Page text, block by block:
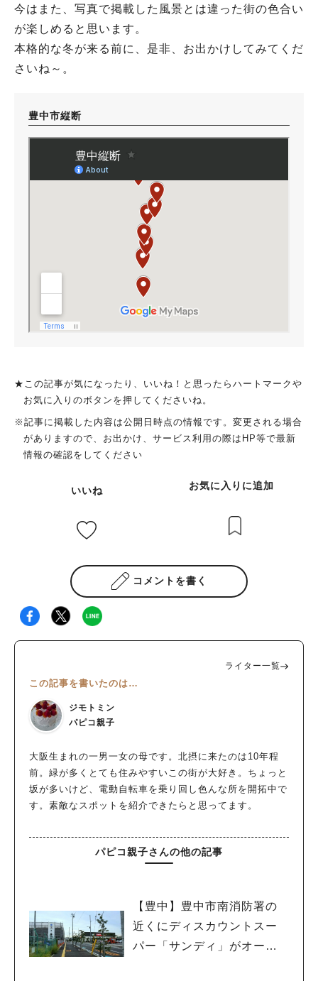
今はまた、写真で掲載した風景とは違った街の色合い
が楽しめると思います。
本格的な冬が来る前に、是非、お出かけしてみてくだ
さいね～。
豊中市縦断
★この記事が気になったり、いいね！と思ったらハートマークや
お気に入りのボタンを押してくださいね。
※記事に掲載した内容は公開日時点の情報です。変更される場合
がありますので、お出かけ、サービス利用の際はHP等で最新
情報の確認をしてください
いいね お気に入りに追加
コメントを書く
ライター一覧
この記事を書いたのは…
ジモトミン
パピコ親子
大阪生まれの一男一女の母です。北摂に来たのは10年程
前。緑が多くとても住みやすいこの街が大好き。ちょっと
坂が多いけど、電動自転車を乗り回し色んな所を開拓中で
す。素敵なスポットを紹介できたらと思ってます。
パピコ親子さんの他の記事
【豊中】豊中市南消防署の
近くにディスカウントスー
パー「サンディ」がオープ